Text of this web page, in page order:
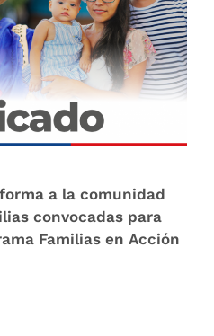
a la comunidad
convocadas para
Familias en Acción